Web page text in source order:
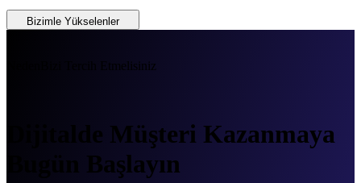
Bizimle Yükselenler
Bizi Tercih Etmelisiniz
Dijitalde Müşteri Kazanmaya
Bugün Başlayın